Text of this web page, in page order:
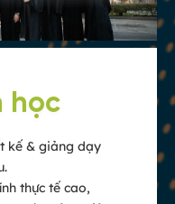
học
kế & giảng dạy
thực tế cao,